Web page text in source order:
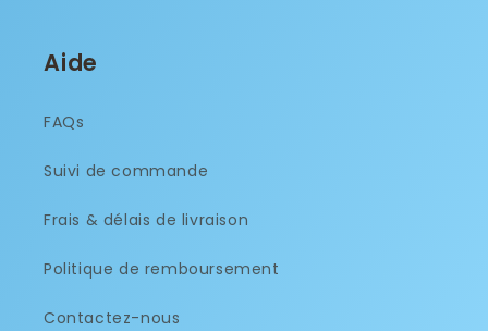
Aide
FAQs
Suivi de commande
Frais & délais de livraison
Politique de remboursement
Contactez-nous